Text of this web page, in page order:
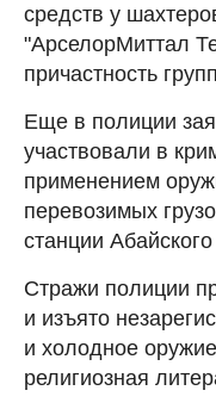
средств у
"АрселорМиттал
причастность
Еще в полиции
участвовали в
применением
перевозимых
станции
Стражи полиции
и изъято
и холодное
религиозная